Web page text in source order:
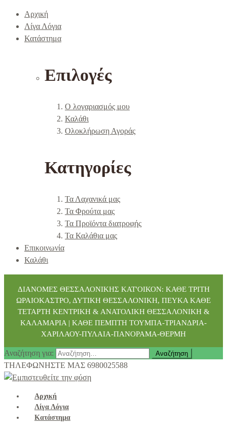
Αρχική
Λίγα Λόγια
Κατάστημα
Επιλογές
Ο λογαριασμός μου
Καλάθι
Ολοκλήρωση Αγοράς
Κατηγορίες
Τα Λαχανικά μας
Τα Φρούτα μας
Τα Προϊόντα διατροφής
Τα Καλάθια μας
Επικοινωνία
Καλάθι
ΔΙΑΝΟΜΕΣ ΘΕΣΣΑΛΟΝΙΚΗΣ ΚΑΤ'ΟΙΚΟΝ: ΚΑΘΕ ΤΡΙΤΗ
ΩΡΑΙΟΚΑΣΤΡΟ, ΔΥΤΙΚΗ ΘΕΣΣΑΛΟΝΙΚΗ, ΠΕΥΚΑ ΚΑΘΕ
ΤΕΤΑΡΤΗ ΚΕΝΤΡΙΚΗ & ΑΝΑΤΟΛΙΚΗ ΘΕΣΣΑΛΟΝΙΚΗ &
ΚΑΛΑΜΑΡΙΑ | ΚΑΘΕ ΠΕΜΠΤΗ ΤΟΥΜΠΑ-ΤΡΙΑΝΔΡΙΑ-
ΧΑΡΙΛΑΟΥ-ΠΥΛΑΙΑ-ΠΑΝΟΡΑΜΑ-ΘΕΡΜΗ
Αναζήτηση για:
ΤΗΛΕΦΩΝΗΣΤΕ ΜΑΣ 6980025588
Αρχική
Λίγα Λόγια
Κατάστημα